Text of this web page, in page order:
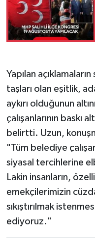
​Yapılan
taşları olan eşitlik,
aykırı olduğunun
çalışanlarının baskı
belirtti. Uzun,
"Tüm belediye
siyasal tercihlerine
Lakin insanların,
emekçilerimizin
sıkıştırılmak
ediyoruz."